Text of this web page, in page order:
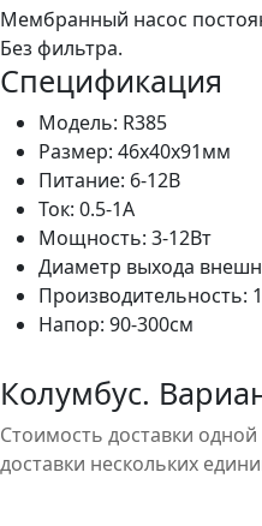
Мембранный насос
Без фильтра.
Спецификация
Модель: R385
Размер: 46х40х91мм
Питание: 6-12В
Ток: 0.5-1А
Мощность: 3-12Вт
Диаметр выхода
Производительность:
Напор: 90-300см
Колумбус.
Стоимость доставки
доставки нескольких